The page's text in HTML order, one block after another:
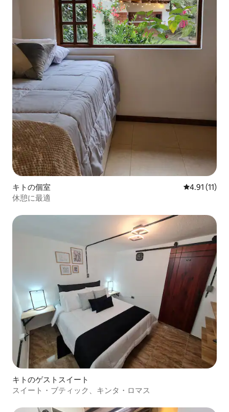
キトの個室 レビュー11
4.91 (11)
休憩に最適
キトのゲストスイート
スイート・ブティック、キンタ・ロマス